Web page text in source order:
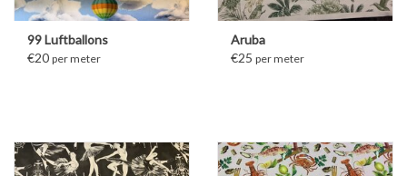
99 Luftballons
€20 per meter
Aruba
€25 per meter